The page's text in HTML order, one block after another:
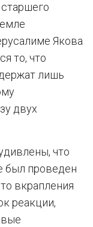
Якова
то, что
лишь
двух
что
был проведен
вкрапления
реакции,